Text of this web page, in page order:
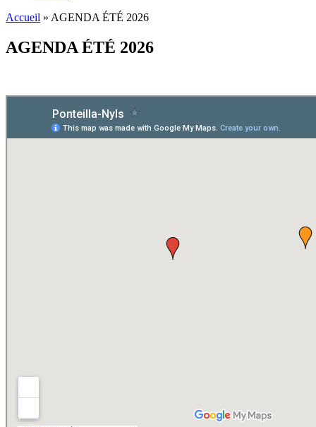
Vous êtes ici
Accueil » AGENDA ÉTÉ 2026
AGENDA ÉTÉ 2026